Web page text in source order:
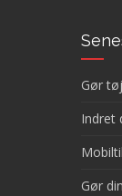
Gør
Indret
Gør